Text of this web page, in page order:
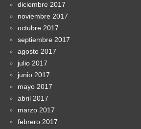
diciembre 2017
noviembre 2017
octubre 2017
septiembre 2017
agosto 2017
julio 2017
junio 2017
mayo 2017
abril 2017
marzo 2017
febrero 2017